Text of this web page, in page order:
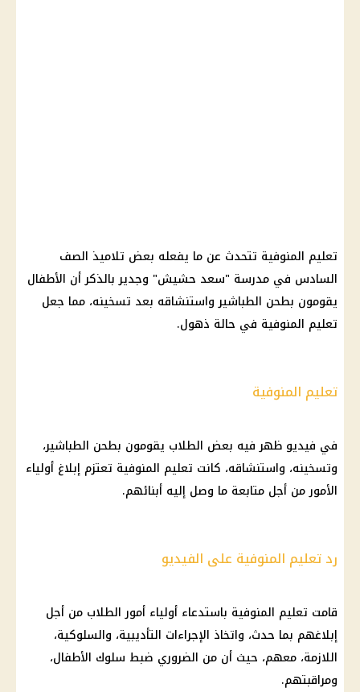
تعليم المنوفية تتحدث عن ما يفعله بعض تلاميذ الصف
السادس في مدرسة "سعد حشيش" وجدير بالذكر أن الأطفال
يقومون بطحن الطباشير واستنشاقه بعد تسخينه، مما جعل
تعليم المنوفية في حالة ذهول.
تعليم المنوفية
في فيديو ظهر فيه بعض الطلاب يقومون بطحن الطباشير،
وتسخينه، واستنشاقه، كانت تعليم المنوفية تعتزم إبلاغ أولياء
الأمور من أجل متابعة ما وصل إليه أبنائهم.
رد تعليم المنوفية على الفيديو
قامت تعليم المنوفية باستدعاء أولياء أمور الطلاب من أجل
إبلاغهم بما حدث، واتخاذ الإجراءات التأديبية، والسلوكية،
اللازمة، معهم، حيث أن من الضروري ضبط سلوك الأطفال،
ومراقبتهم.